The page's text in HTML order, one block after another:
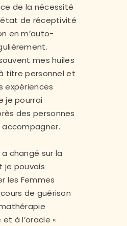
de la nécessité
état de réceptivité
en m’auto-
mes huiles
titre personnel et
expériences
je pourrai
des personnes
changé sur la
je pouvais
les Femmes
de guérison
à l’oracle «